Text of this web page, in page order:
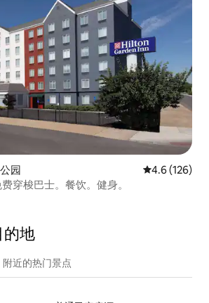
园 平均评分 4.6
4.6 (126)
穿梭巴士。餐饮。健身。
的地
附近的热门景点